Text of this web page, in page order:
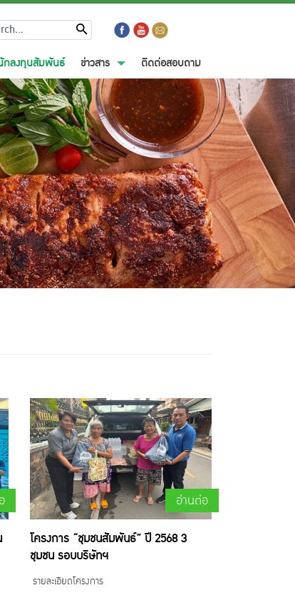
กลงทุนสัมพันธ์ ข่าวสาร ติดต่อสอบถาม
อ่านต่อ
โครงการ “ชุมชนสัมพันธ์” ปี 2568 3
ชุมชน รอบบริษัทฯ
รายละเอียดโครงการ